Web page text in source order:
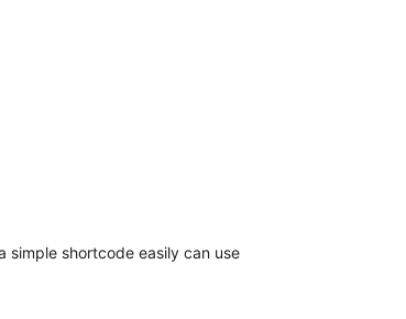
simple shortcode easily can use